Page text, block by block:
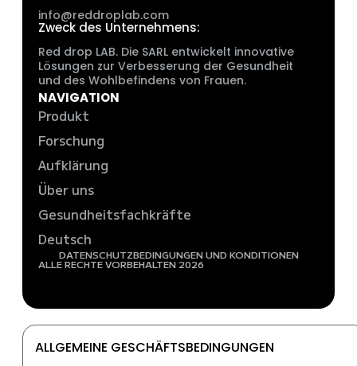
NAVIGATION
Produkt
Forschung
Aufklärung
Über uns
Gesundheitsfachkräfte
Deutsch
info@reddroplab.com
Zweck des Unternehmens:
Red drop LAB. Die SARL entwickelt innovative
Lösungen zur Verbesserung der Gesundheit
und des Wohlbefindens von Frauen.
ALLE RECHTE VORBEHALTEN 2026
DATENSCHUTZBEDINGUNGEN UND KONDITIONEN
ALLGEMEINE GESCHÄFTSBEDINGUNGEN